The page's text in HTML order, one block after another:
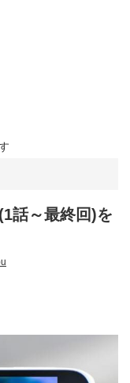
話～最終回)を